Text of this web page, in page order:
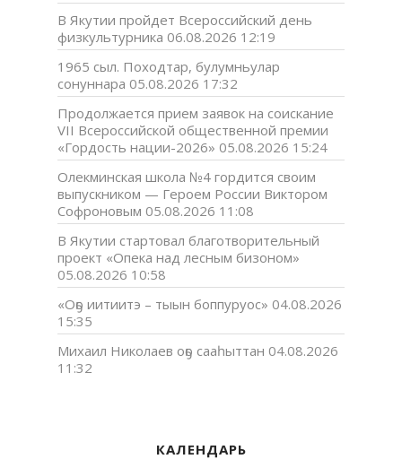
В Якутии пройдет Всероссийский день
физкультурника 06.08.2026 12:19
1965 сыл. Походтар, булумньулар
сонуннара 05.08.2026 17:32
Продолжается прием заявок на соискание
VII Всероссийской общественной премии
«Гордость нации-2026» 05.08.2026 15:24
Олекминская школа №4 гордится своим
выпускником — Героем России Виктором
Софроновым 05.08.2026 11:08
В Якутии стартовал благотворительный
проект «Опека над лесным бизоном»
05.08.2026 10:58
«Оҕо иитиитэ – тыын боппуруос» 04.08.2026
15:35
Михаил Николаев оҕо сааһыттан 04.08.2026
11:32
КАЛЕНДАРЬ